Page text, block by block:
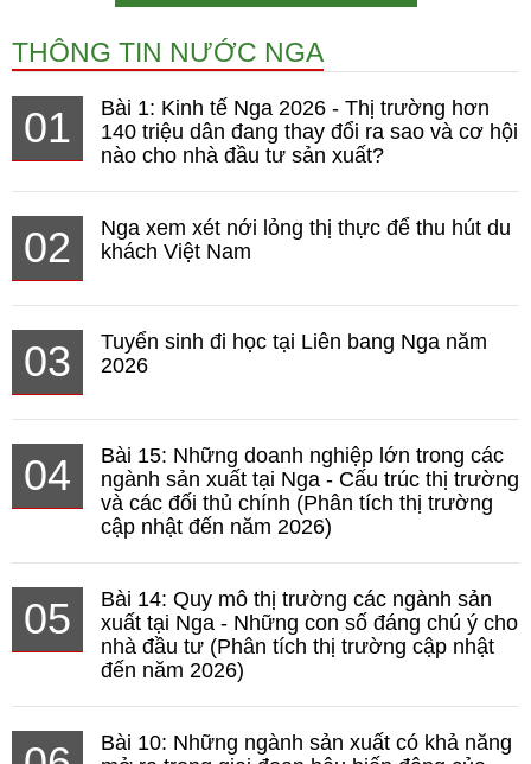
THÔNG TIN NƯỚC NGA
01
Bài 1: Kinh tế Nga 2026 - Thị trường hơn
140 triệu dân đang thay đổi ra sao và cơ hội
nào cho nhà đầu tư sản xuất?
02
Nga xem xét nới lỏng thị thực để thu hút du
khách Việt Nam
03
Tuyển sinh đi học tại Liên bang Nga năm
2026
04
Bài 15: Những doanh nghiệp lớn trong các
ngành sản xuất tại Nga - Cấu trúc thị trường
và các đối thủ chính (Phân tích thị trường
cập nhật đến năm 2026)
05
Bài 14: Quy mô thị trường các ngành sản
xuất tại Nga - Những con số đáng chú ý cho
nhà đầu tư (Phân tích thị trường cập nhật
đến năm 2026)
Bài 10: Những ngành sản xuất có khả năng